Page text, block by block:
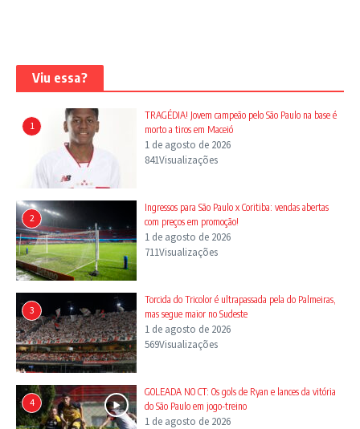
Viu essa?
1
TRAGÉDIA! Jovem campeão pelo São Paulo na base é
morto a tiros em Maceió
1 de agosto de 2026
841Visualizações
2
Ingressos para São Paulo x Coritiba: vendas abertas
com preços em promoção!
1 de agosto de 2026
711Visualizações
3
Torcida do Tricolor é ultrapassada pela do Palmeiras,
mas segue maior no Sudeste
1 de agosto de 2026
569Visualizações
4
GOLEADA NO CT: Os gols de Ryan e lances da vitória
do São Paulo em jogo-treino
1 de agosto de 2026